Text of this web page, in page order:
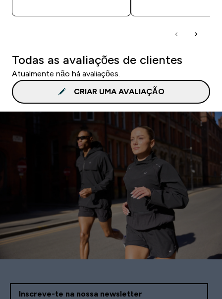
Todas as avaliações de clientes
Atualmente não há avaliações.
CRIAR UMA AVALIAÇÃO
Inscreve-te na nossa newsletter